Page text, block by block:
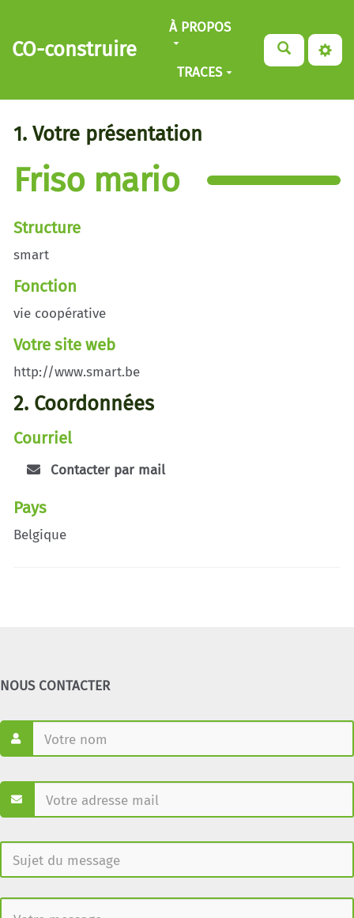
Aller au contenu principal
CO-construire
À PROPOS
TRACES
1. Votre présentation
Friso mario
Structure
smart
Fonction
vie coopérative
Votre site web
http://www.smart.be
2. Coordonnées
Courriel
Contacter par mail
Pays
Belgique
NOUS CONTACTER